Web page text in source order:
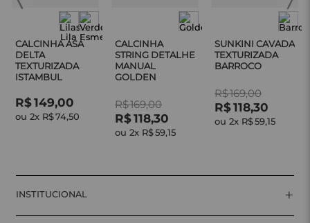
CALCINHA ASA
DELTA
TEXTURIZADA
ISTAMBUL
R$149,00
ou 2x R$74,50
CALCINHA
STRING DETALHE
MANUAL
GOLDEN
R$169,00
R$118,30
ou 2x R$59,15
SUNKINI CAVADA
TEXTURIZADA
BARROCO
R$169,00
R$118,30
ou 2x R$59,15
INSTITUCIONAL +